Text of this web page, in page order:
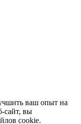
ваш опыт на
сайт, вы
cookie.